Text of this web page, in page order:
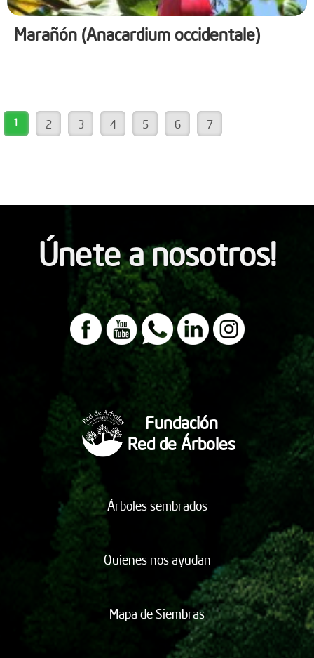
Marañón (Anacardium occidentale)
1 2 3 4 5 6 7
Únete a nosotros!
Fundación
Red de Árboles
Árboles sembrados
Quienes nos ayudan
Mapa de Siembras